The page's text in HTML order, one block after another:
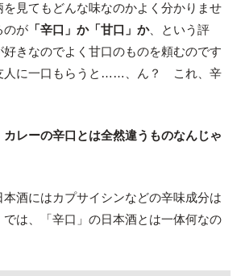
を見てもどんな味なのかよく分かりませ
のが「辛口」か「甘口」か、という評
きなのでよく甘口のものを頼むのです
人に一口もらうと……、ん？ これ、辛
カレーの辛口とは全然違うものなんじゃ
酒にはカプサイシンなどの辛味成分は
は、「辛口」の日本酒とは一体何なの